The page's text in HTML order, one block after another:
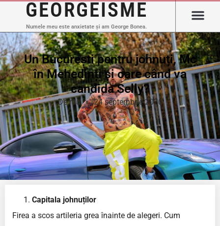
GEORGEISME
Numele meu este anxietate și am George Bonea.
Un București pentru johnuți, Mc
în Mehedinți și oare când va
candida Selly?
De rău 24 septembrie 2020
Capitala johnuților
Firea a scos artileria grea înainte de alegeri. Cum